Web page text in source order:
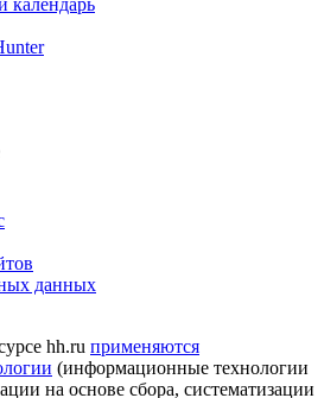
данных
hh.ru применяются
(информационные технологии
на основе сбора, систематизации